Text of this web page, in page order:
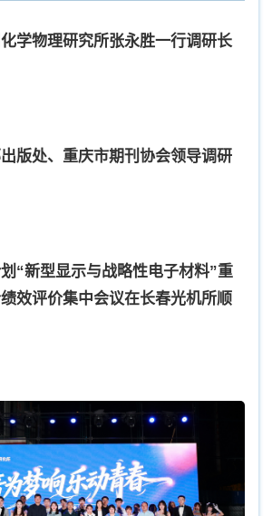
学物理研究所张永胜一行调研长
版处、重庆市期刊协会领导调研
“新型显示与战略性电子材料”重
效评价集中会议在长春光机所顺